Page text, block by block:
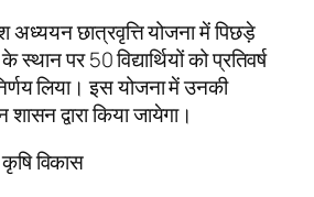
अध्ययन छात्रवृत्ति योजना में पिछड़े
के स्थान पर 50 विद्यार्थियों को प्रतिवर्ष
लिया। इस योजना में उनकी
द्वारा किया जायेगा।
विकास